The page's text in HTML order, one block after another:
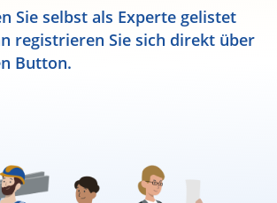
Sie selbst als Experte gelistet
registrieren Sie sich direkt über
Button.